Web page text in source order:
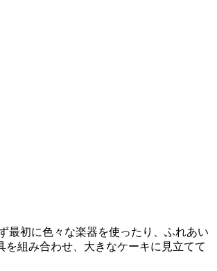
最初に色々な楽器を使ったり、ふれあい
組み合わせ、大きなケーキに見立てて